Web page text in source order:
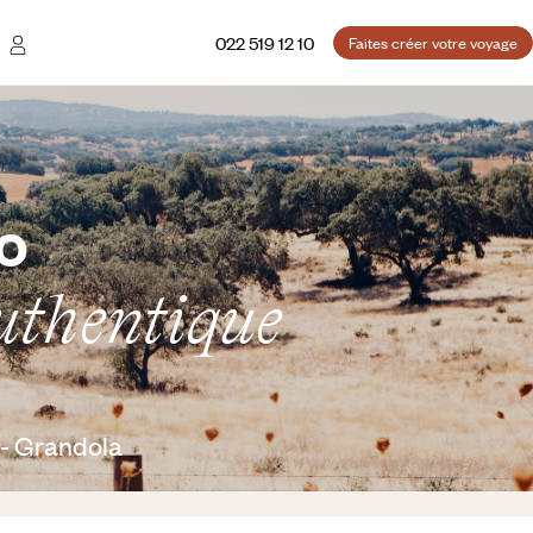
022 519 12 10 Faites créer votre voyage
Grandola